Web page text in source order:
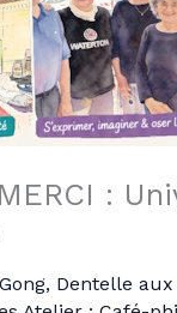
MERCI :
, Dentelle